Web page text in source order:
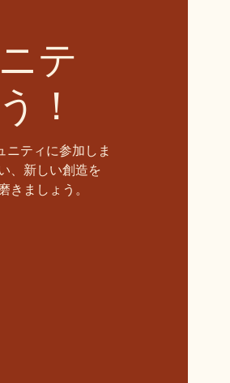
テ
！
ニティに参加しま
、新しい創造を
きましょう。